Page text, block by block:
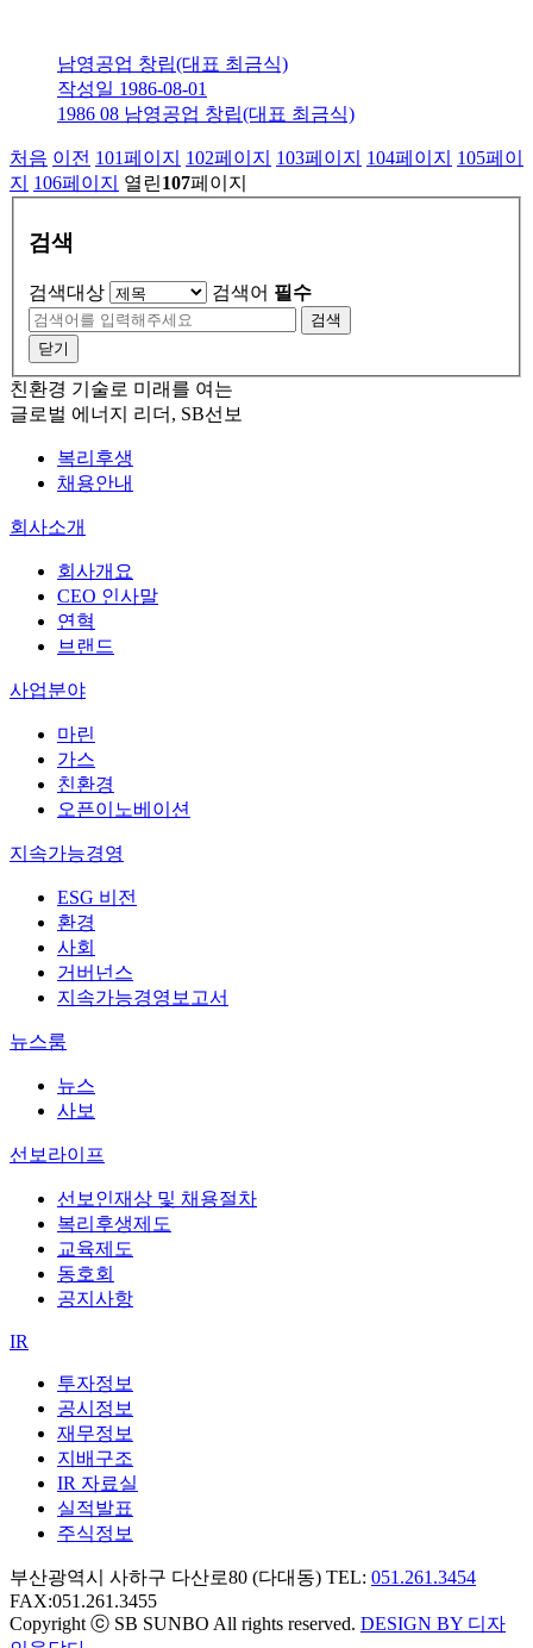
남영공업 창립(대표 최금식)
작성일 1986-08-01
1986 08 남영공업 창립(대표 최금식)
처음 이전 101페이지 102페이지 103페이지 104페이지 105페이
지
106페이지 열린107페이지
검색
검색대상 검색어 필수
검색
닫기
친환경 기술로 미래를 여는
글로벌 에너지 리더, SB선보
복리후생
채용안내
회사소개
회사개요
CEO 인사말
연혁
브랜드
사업분야
마린
가스
친환경
오픈이노베이션
지속가능경영
ESG 비전
환경
사회
거버넌스
지속가능경영보고서
뉴스룸
뉴스
사보
선보라이프
선보인재상 및 채용절차
복리후생제도
교육제도
동호회
공지사항
IR
투자정보
공시정보
재무정보
지배구조
IR 자료실
실적발표
주식정보
부산광역시 사하구 다산로80 (다대동) TEL: 051.261.3454
FAX:051.261.3455
Copyright ⓒ SB SUNBO All rights reserved. DESIGN BY 디자